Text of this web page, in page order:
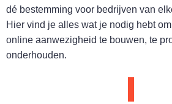
dé bestemming voor bedrijven van
Hier vind je alles wat je nodig hebt
online aanwezigheid te bouwen, te
onderhouden.